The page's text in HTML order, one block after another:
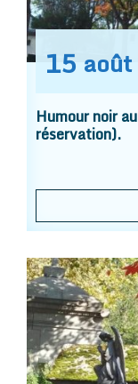
15 août
Humour noir
réservation).